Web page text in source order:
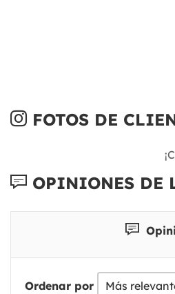
FOTOS DE
OPINIONES DE
Ordenar por